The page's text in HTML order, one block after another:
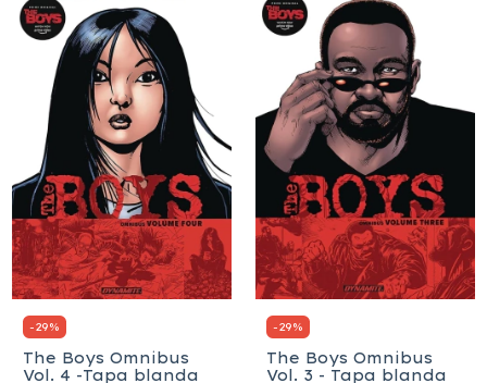
-29%
The Boys Omnibus
Vol. 4 -Tapa blanda
-29%
The Boys Omnibus
Vol. 3 - Tapa blanda